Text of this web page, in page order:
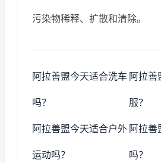
污染物稀释、扩散和清除。
阿拉善盟今天适合洗车
吗？
阿拉善
服？
阿拉善盟今天适合户外
运动吗？
阿拉善
吗？